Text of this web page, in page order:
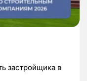
застройщика в